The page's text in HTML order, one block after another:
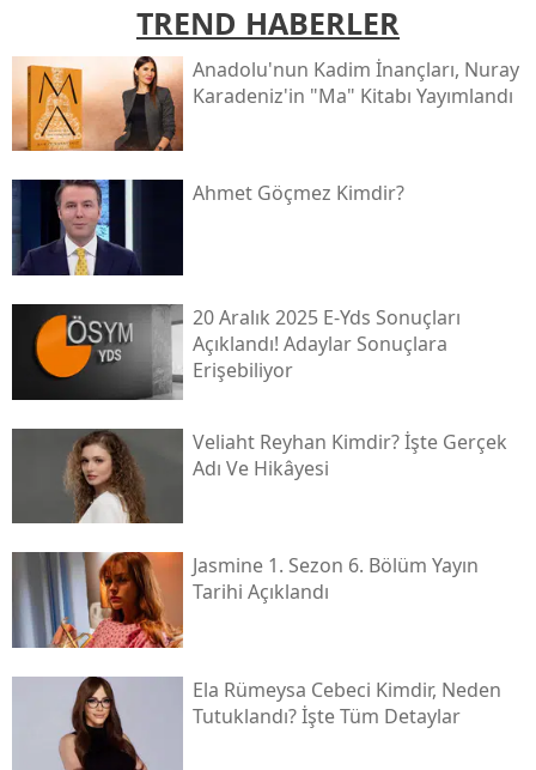
TREND HABERLER
Anadolu'nun Kadim İnançları, Nuray
Karadeniz'in "ma" Kitabı Yayımlandı
Ahmet Göçmez Kimdir?
20 Aralık 2025 E-Yds Sonuçları
Açıklandı! Adaylar Sonuçlara
Erişebiliyor
Veliaht Reyhan Kimdir? İşte Gerçek
Adı Ve Hikâyesi
Jasmine 1. Sezon 6. Bölüm Yayın
Tarihi Açıklandı
Ela Rümeysa Cebeci Kimdir, Neden
Tutuklandı? İşte Tüm Detaylar